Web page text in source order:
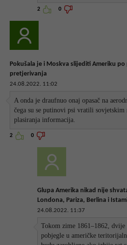
2 0
Pokušala je i Moskva slijediti Ameriku
pretjerivanja
24.08.2022. 11:02
A onda je draufnuo onaj opasač na
čega su se putinovi psi vratili sovjetskim
plasiranja informacija.
2 0
Glupa Amerika nikad nije
Londona, Pariza, Berlina i
24.08.2022. 11:37
Tokom zime 1861–1862,
pobjegle u američke